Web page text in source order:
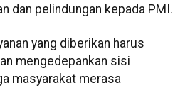
dan pelindungan kepada PMI.
yang diberikan harus
mengedepankan sisi
masyarakat merasa